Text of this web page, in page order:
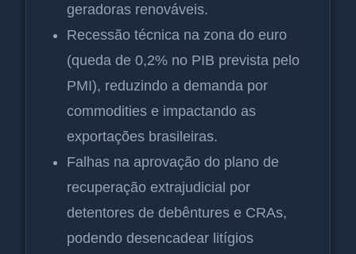
geradoras renováveis.
Recessão técnica na zona do euro
(queda de 0,2% no PIB prevista pelo
PMI), reduzindo a demanda por
commodities e impactando as
exportações brasileiras.
Falhas na aprovação do plano de
recuperação extrajudicial por
detentores de debêntures e CRAs,
podendo desencadear litígios